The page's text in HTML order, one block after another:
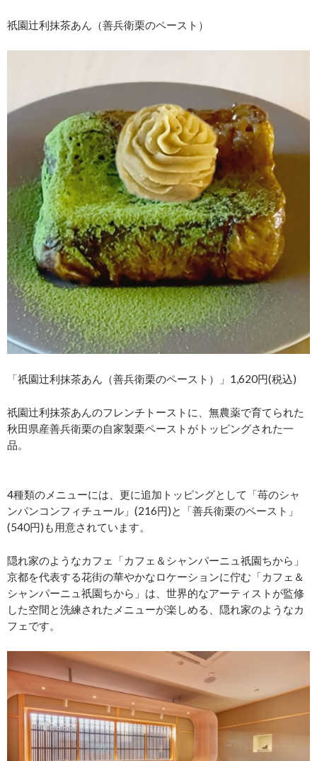
祇園辻利抹茶あん（善兵衛栗のペースト）
「祇園辻利抹茶あん（善兵衛栗のペースト）」1,620円(税込)
祇園辻利抹茶あんのフレンチトーストに、無農薬で育てられた
秋田県産善兵衛栗の自家製栗ペーストがトッピングされた一
品。
4種類のメニューには、更に追加トッピングとして「苺のシャ
ンパンコンフィチュール」(216円)と「善兵衛栗のペースト」
(540円)も用意されています。
隠れ家のようなカフェ「カフェ＆シャンパーニュ祇園ちから」
京都を代表する花街の華やかなロケーションに佇む「カフェ＆
シャンパーニュ祇園ちから」は、世界的なアーティストが監修
した空間と洗練されたメニューが楽しめる、隠れ家のようなカ
フェです。